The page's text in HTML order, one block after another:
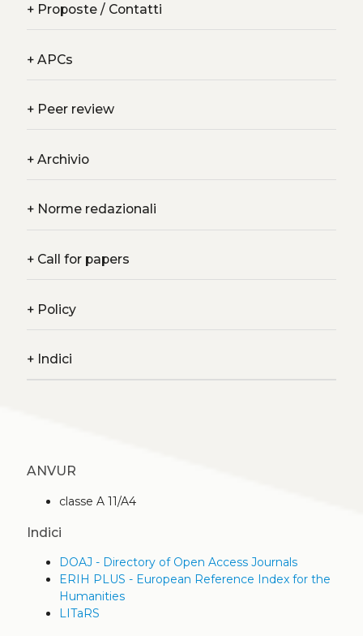
+Proposte / Contatti
+APCs
+Peer review
+Archivio
+Norme redazionali
+Call for papers
+Policy
+Indici
ANVUR
classe A 11/A4
Indici
DOAJ - Directory of Open Access Journals
ERIH PLUS - European Reference Index for the
Humanities
LITaRS